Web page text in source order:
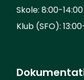
Skole: 8:00-14:00
Klub (SFO):